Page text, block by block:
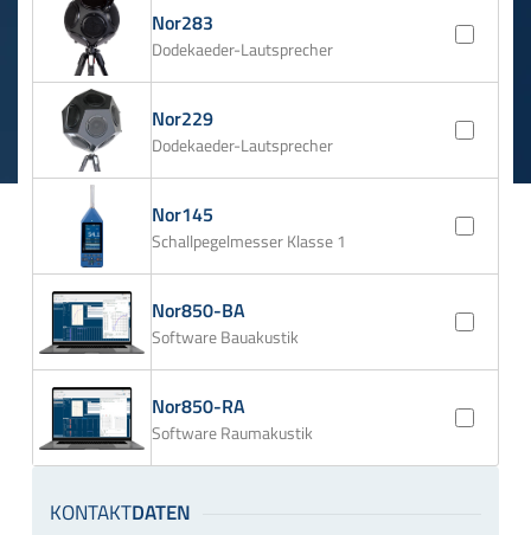
Nor283
Dodekaeder-Lautsprecher
Nor229
Dodekaeder-Lautsprecher
Nor145
Schallpegelmesser Klasse 1
Nor850-BA
Software Bauakustik
Nor850-RA
Software Raumakustik